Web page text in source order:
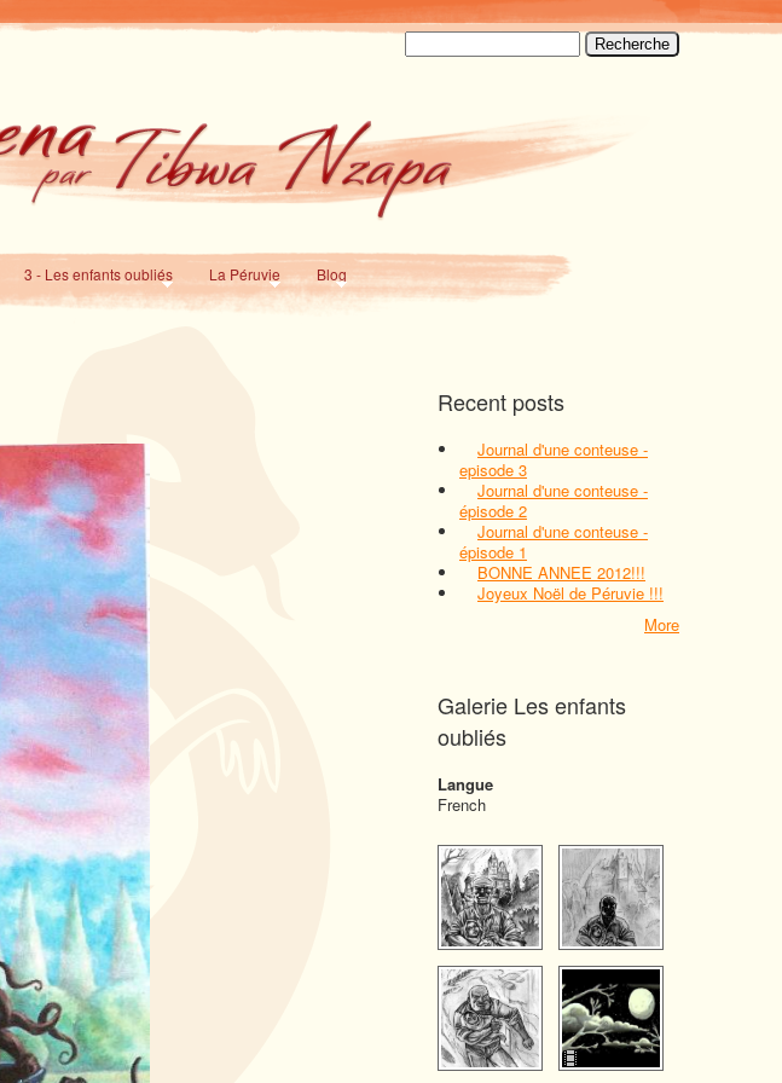
Recherche
3 - Les enfants oubliés La Péruvie Blog
Recent posts
Journal d'une conteuse -
episode 3
Journal d'une conteuse -
épisode 2
Journal d'une conteuse -
épisode 1
BONNE ANNEE 2012!!!
Joyeux Noël de Péruvie !!!
More
Galerie Les enfants
oubliés
Langue
French